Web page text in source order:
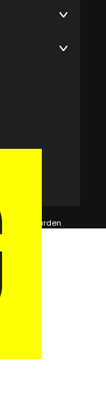
voorwaarden